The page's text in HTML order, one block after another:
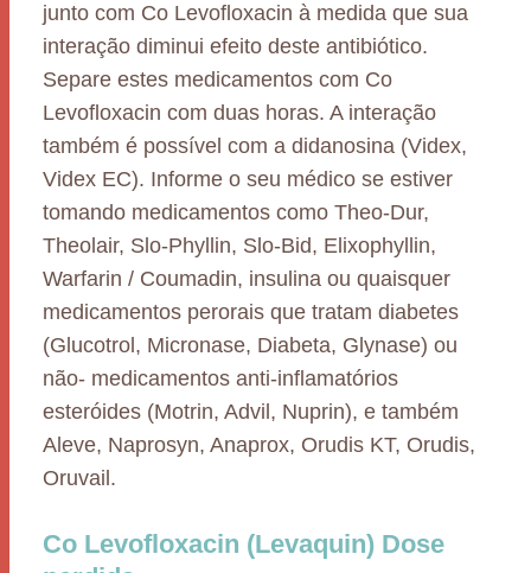
junto com Co Levofloxacin à medida que sua
interação diminui efeito deste antibiótico.
Separe estes medicamentos com Co
Levofloxacin com duas horas. A interação
também é possível com a didanosina (Videx,
Videx EC). Informe o seu médico se estiver
tomando medicamentos como Theo-Dur,
Theolair, Slo-Phyllin, Slo-Bid, Elixophyllin,
Warfarin / Coumadin, insulina ou quaisquer
medicamentos perorais que tratam diabetes
(Glucotrol, Micronase, Diabeta, Glynase) ou
não- medicamentos anti-inflamatórios
esteróides (Motrin, Advil, Nuprin), e também
Aleve, Naprosyn, Anaprox, Orudis KT, Orudis,
Oruvail.
Co Levofloxacin (Levaquin) Dose